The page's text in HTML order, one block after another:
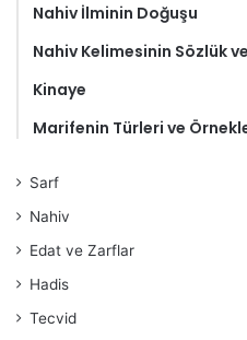
Nahiv İlminin Doğuşu
Nahiv Kelimesinin Sözlük
Kinaye
Marifenin Türleri ve
Sarf
Nahiv
Edat ve Zarflar
Hadis
Tecvid